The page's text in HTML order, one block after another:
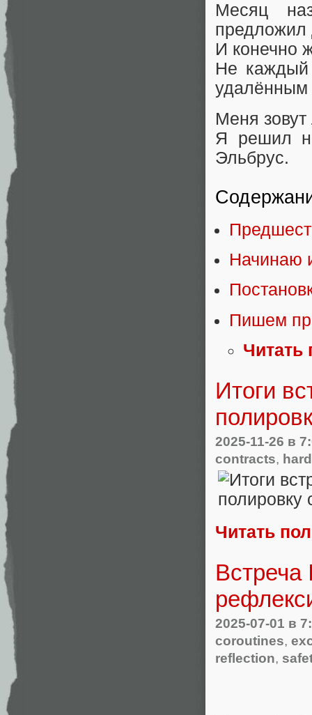
Месяц
предложил
И конечно
Не каждый
удалённым
Меня
Я решил
Эльбрус.
Начинаю
Пишем
Читать
Итоги
2025-11-26 в
contracts,
Читать
2025-07-01 в
coroutines,
reflection,